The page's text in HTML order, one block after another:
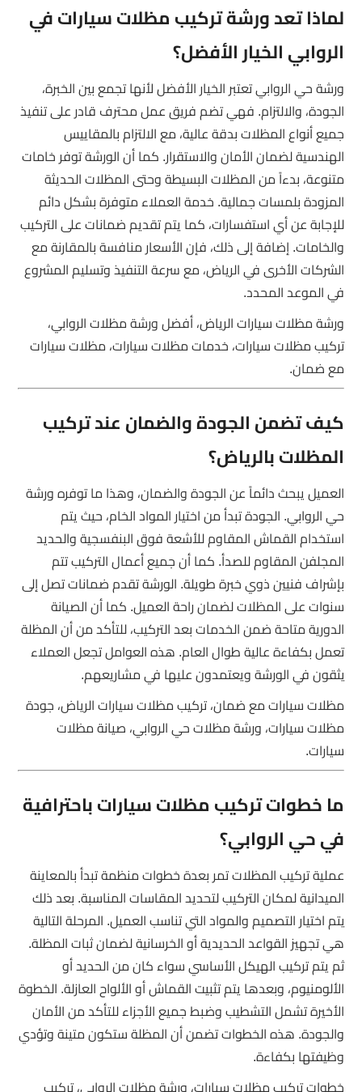
لماذا تعد ورشة تركيب مظلات سيارات في
الروابي الخيار الأفضل؟
ورشة حي الروابي تعتبر الخيار الأفضل لأنها تجمع بين الخبرة،
الجودة، والالتزام. فهي تضم فريق عمل محترف قادر على تنفيذ
جميع أنواع المظلات بدقة عالية، مع الالتزام بالمقاييس
الهندسية لضمان الأمان والاستقرار. كما أن الورشة توفر خامات
متنوعة، بدءاً من المظلات البسيطة وحتى المظلات الحديثة
المزودة بلمسات جمالية. خدمة العملاء متوفرة بشكل دائم
للإجابة عن أي استفسارات، كما يتم تقديم ضمانات على التركيب
والخامات. إضافة إلى ذلك، فإن الأسعار منافسة بالمقارنة مع
الشركات الأخرى في الرياض، مع سرعة التنفيذ وتسليم المشروع
في الموعد المحدد.
ورشة مظلات سيارات الرياض، أفضل ورشة مظلات الروابي،
تركيب مظلات سيارات، خدمات مظلات سيارات، مظلات سيارات
مع ضمان.
كيف تضمن الجودة والضمان عند تركيب
المظلات بالرياض؟
العميل يبحث دائماً عن الجودة والضمان، وهذا ما توفره ورشة
حي الروابي. الجودة تبدأ من اختيار المواد الخام، حيث يتم
استخدام القماش المقاوم للأشعة فوق البنفسجية والحديد
المجلفن المقاوم للصدأ. كما أن جميع أعمال التركيب تتم
بإشراف فنيين ذوي خبرة طويلة. الورشة تقدم ضمانات تصل إلى
سنوات على المظلات لضمان راحة العميل. كما أن الصيانة
الدورية متاحة ضمن الخدمات بعد التركيب، للتأكد من أن المظلة
تعمل بكفاءة عالية طوال العام. هذه العوامل تجعل العملاء
يثقون في الورشة ويعتمدون عليها في مشاريعهم.
مظلات سيارات مع ضمان، تركيب مظلات سيارات الرياض، جودة
مظلات سيارات، ورشة مظلات حي الروابي، صيانة مظلات
سيارات.
ما خطوات تركيب مظلات سيارات باحترافية
في حي الروابي؟
عملية تركيب المظلات تمر بعدة خطوات منظمة تبدأ بالمعاينة
الميدانية لمكان التركيب لتحديد المقاسات المناسبة. بعد ذلك
يتم اختيار التصميم والمواد التي تناسب العميل. المرحلة التالية
هي تجهيز القواعد الحديدية أو الخرسانية لضمان ثبات المظلة.
ثم يتم تركيب الهيكل الأساسي سواء كان من الحديد أو
الألومنيوم، وبعدها يتم تثبيت القماش أو الألواح العازلة. الخطوة
الأخيرة تشمل التشطيب وضبط جميع الأجزاء للتأكد من الأمان
والجودة. هذه الخطوات تضمن أن المظلة ستكون متينة وتؤدي
وظيفتها بكفاءة.
خطوات تركيب مظلات سيارات، ورشة مظلات الروابي، تركيب